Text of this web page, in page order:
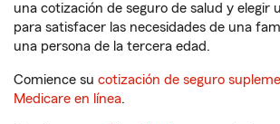
una cotización de seguro de salud y elegir
para satisfacer las necesidades de una
una persona de la tercera edad.
Comience su cotización de seguro
Medicare en línea.